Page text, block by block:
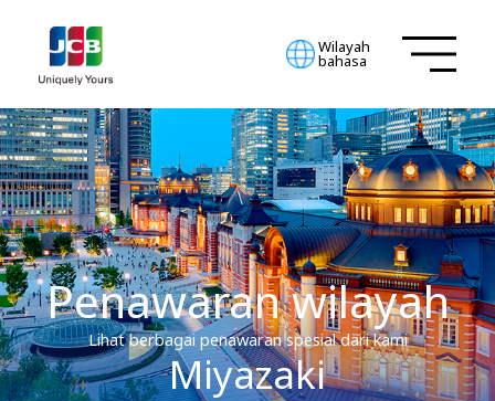
Wilayah
bahasa
Penawaran wilayah
Lihat berbagai penawaran spesial dari kami
Miyazaki